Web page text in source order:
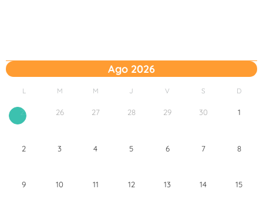
Ago 2026
L M M J V S D
25 26 27 28 29 30 1
2 3 4 5 6 7 8
9 10 11 12 13 14 15